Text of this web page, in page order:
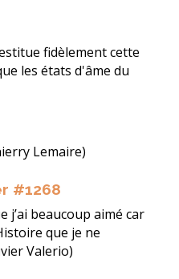
fidèlement cette
les états d'âme du
Lemaire)
#1268
j’ai beaucoup aimé car
que je ne
Valerio)